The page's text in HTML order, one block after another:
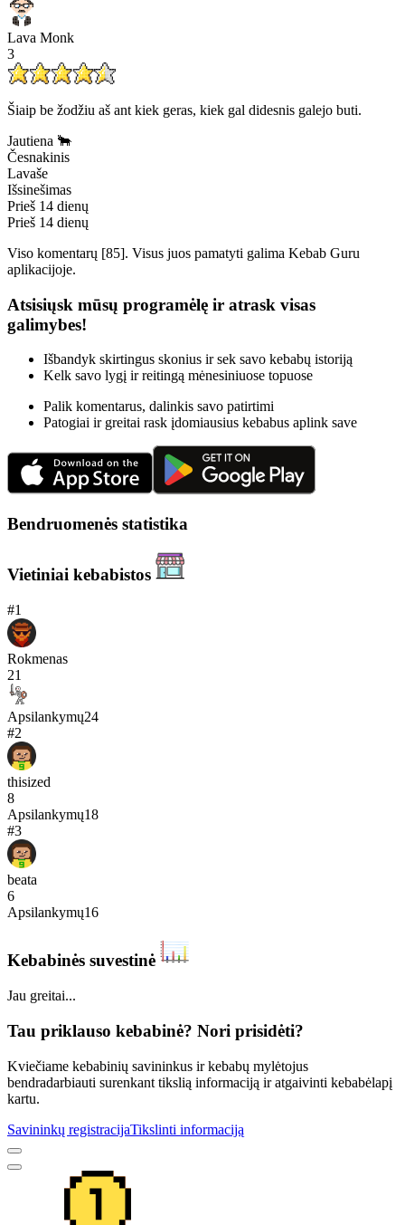
Lava Monk
3
Šiaip be žodžiu aš ant kiek geras, kiek gal didesnis galejo buti.
Jautiena 🐂
Česnakinis
Lavaše
Išsinešimas
Prieš 14 dienų
Prieš 14 dienų
Viso komentarų [85]. Visus juos pamatyti galima Kebab Guru
aplikacijoje.
Atsisiųsk mūsų programėlę ir atrask visas
galimybes!
Išbandyk skirtingus skonius ir sek savo kebabų istoriją
Kelk savo lygį ir reitingą mėnesiniuose topuose
Palik komentarus, dalinkis savo patirtimi
Patogiai ir greitai rask įdomiausius kebabus aplink save
Bendruomenės statistika
Vietiniai kebabistos
#1
Rokmenas
21
Apsilankymų24
#2
thisized
8
Apsilankymų18
#3
beata
6
Apsilankymų16
Kebabinės suvestinė
Jau greitai...
Tau priklauso kebabinė? Nori prisidėti?
Kviečiame kebabinių savininkus ir kebabų mylėtojus
bendradarbiauti surenkant tikslią informaciją ir atgaivinti kebabėlapį
kartu.
Savininkų registracijaTikslinti informaciją